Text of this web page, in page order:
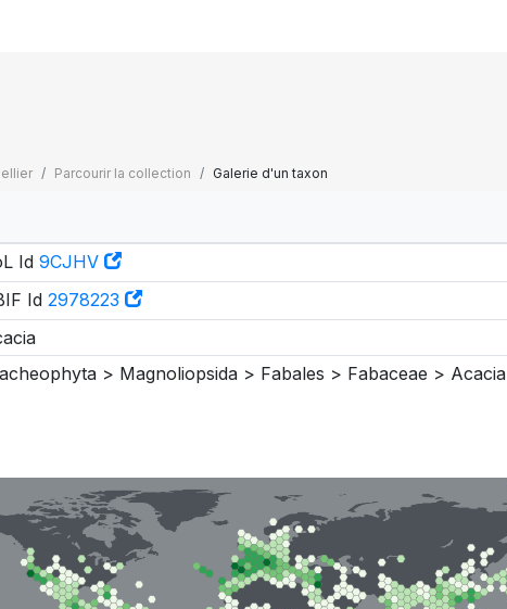
Parcourir la collection Galerie d'un taxon
Id 9CJHV
Id 2978223
> Magnoliopsida > Fabales > Fabaceae > Acacia